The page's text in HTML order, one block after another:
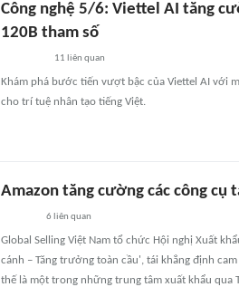
Công nghệ 5/6: Viettel AI tăng
120B tham số
11 liên quan
Khám phá bước tiến vượt bậc của Viettel AI với
cho trí tuệ nhân tạo tiếng Việt.
Amazon tăng cường các công cụ
6 liên quan
Global Selling Việt Nam tổ chức Hội nghị Xuất
cánh – Tăng trưởng toàn cầu', tái khẳng định
thế là một trong những trung tâm xuất khẩu qua